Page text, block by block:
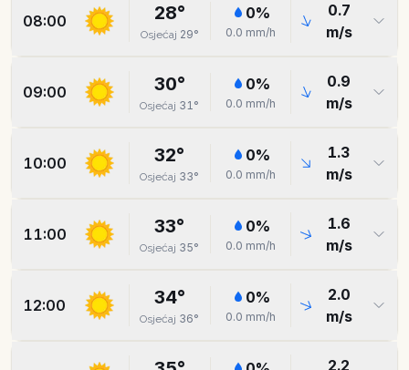
08:00 28°
Osjećaj 29°
0%
0.0 mm/h
0.7
m/s
09:00 30°
Osjećaj 31°
0%
0.0 mm/h
0.9
m/s
10:00 32°
Osjećaj 33°
0%
0.0 mm/h
1.3
m/s
11:00 33°
Osjećaj 35°
0%
0.0 mm/h
1.6
m/s
12:00 34°
Osjećaj 36°
0%
0.0 mm/h
2.0
m/s
2.2